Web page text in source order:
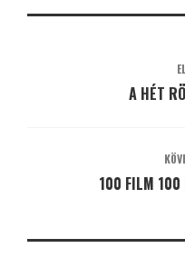
A HÉT
100 FILM 100